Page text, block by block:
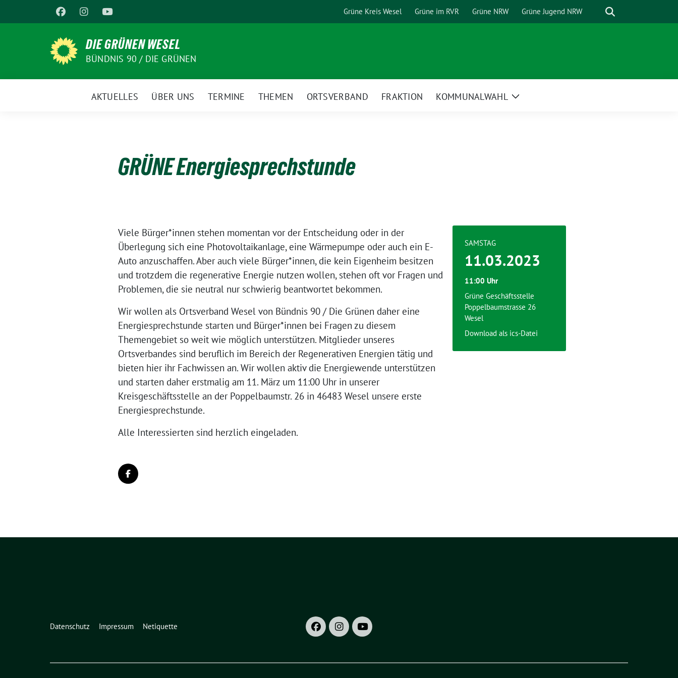
zum
Grüne Kreis Wesel Grüne im RVR Grüne NRW Grüne Jugend NRW Suche
DIE GRÜNEN WESEL
BÜNDNIS 90 / DIE GRÜNEN
AKTUELLES ÜBER UNS TERMINE THEMEN ORTSVERBAND FRAKTION KOMMUNALWAHL
Zeige
GRÜNE Energiesprechstunde
Viele Bürger*innen stehen momentan vor der Entscheidung oder in der
Überlegung sich eine Photovoltaikanlage, eine Wärmepumpe oder auch ein E-
Auto anzuschaffen. Aber auch viele Bürger*innen, die kein Eigenheim besitzen
und trotzdem die regenerative Energie nutzen wollen, stehen oft vor Fragen und
Problemen, die sie neutral nur schwierig beantwortet bekommen.
Wir wollen als Ortsverband Wesel von Bündnis 90 / Die Grünen daher eine
Energiesprechstunde starten und Bürger*innen bei Fragen zu diesem
Themengebiet so weit wie möglich unterstützen. Mitglieder unseres
Ortsverbandes sind beruflich im Bereich der Regenerativen Energien tätig und
bieten hier ihr Fachwissen an. Wir wollen aktiv die Energiewende unterstützen
und starten daher erstmalig am 11. März um 11:00 Uhr in unserer
Kreisgeschäftsstelle an der Poppelbaumstr. 26 in 46483 Wesel unsere erste
Energiesprechstunde.
Alle Interessierten sind herzlich eingeladen.
SAMSTAG
11.03.2023
11:00 Uhr
Grüne Geschäftsstelle
Poppelbaumstrasse 26
Wesel
Download als ics-Datei
Datenschutz Impressum Netiquette